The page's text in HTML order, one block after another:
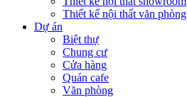
Thiết kế nội thất văn phòng
Dự án
Biệt thự
Chung cư
Cửa hàng
Quán cafe
Văn phòng